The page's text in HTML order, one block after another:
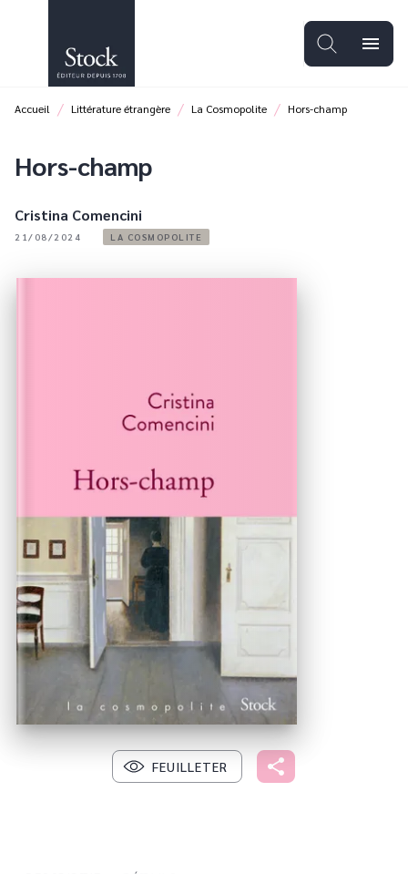
PIED DE PAGE
menu
Accueil / Littérature étrangère / La Cosmopolite / Hors-champ
Hors-champ
Cristina Comencini
21/08/2024 LA COSMOPOLITE
FEUILLETER